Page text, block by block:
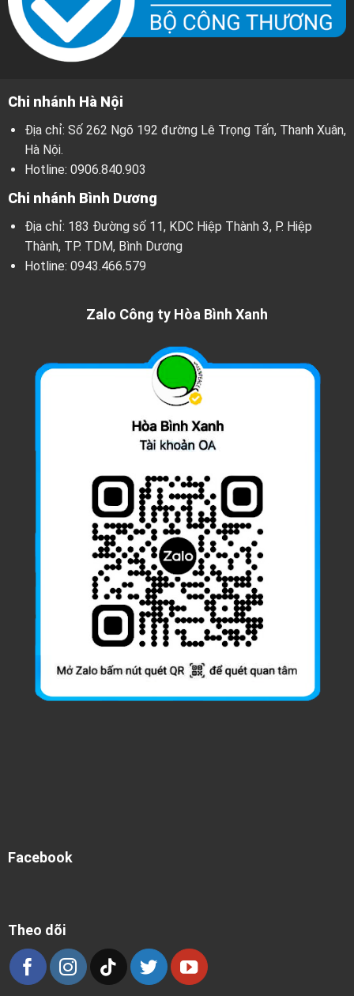
Chi nhánh Hà Nội
Địa chỉ: Số 262 Ngõ 192 đường Lê Trọng Tấn, Thanh Xuân,
Hà Nội.
Hotline: 0906.840.903
Chi nhánh Bình Dương
Địa chỉ: 183 Đường số 11, KDC Hiệp Thành 3, P. Hiệp
Thành, TP. TDM, Bình Dương
Hotline: 0943.466.579
Zalo Công ty Hòa Bình Xanh
Facebook
Theo dõi